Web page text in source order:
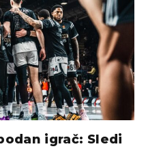
igrač: Sledi